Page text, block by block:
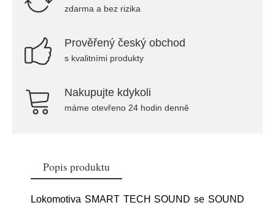
zdarma a bez rizika
Prověřený český obchod
s kvalitními produkty
Nakupujte kdykoli
máme otevřeno 24 hodin denně
Popis produktu
Lokomotiva SMART TECH SOUND se SOUND